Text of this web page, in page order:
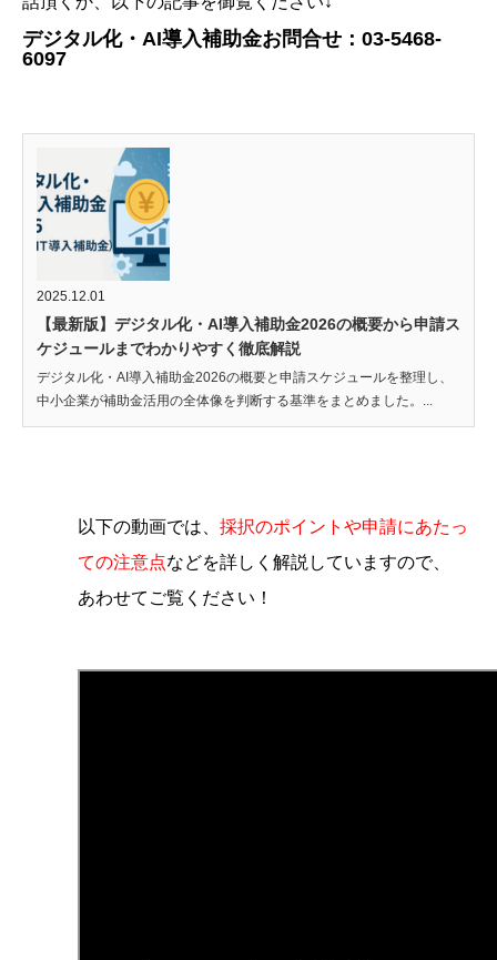
デジタル化・AI導入補助金お問合せ：03-5468-
6097
2025.12.01
【最新版】デジタル化・AI導入補助金2026の概要から申請ス
ケジュールまでわかりやすく徹底解説
デジタル化・AI導入補助金2026の概要と申請スケジュールを整理し、
中小企業が補助金活用の全体像を判断する基準をまとめました。...
以下の動画では、 採択のポイントや申請にあたっ
ての注意点などを詳しく解説していますので、
あわせてご覧ください！